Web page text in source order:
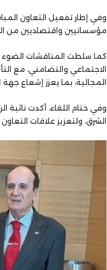
وفي إطار تفعيل التعاون
مؤسساتيين واقتصاديين من
كما سلطت المناقشات الضوء
الاجتماعي والتضامني، مع
المجالية، بما يعزز إشعاع
وفي ختام اللقاء، أكدت نائبة
الشرق، ولتعزيز علاقات